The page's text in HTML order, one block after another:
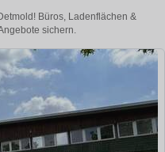
Büros, Ladenflächen &
sichern.